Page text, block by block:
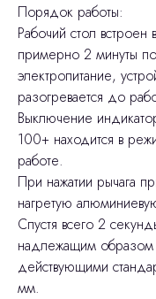
Порядок работы:
Рабочий стол встроен
примерно 2 минуты
электропитание,
разогревается до
Выключение
100+ находится в
работе.
При нажатии рычага
нагретую
Спустя всего 2
надлежащим образом
действующими
мм.